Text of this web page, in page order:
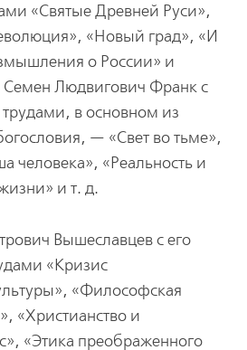
«Святые Древней Руси»,
«Новый град», «И
о России» и
Семен Людвигович Франк с
в основном из
— «Свет во тьме»,
человека», «Реальность и
и т. д.
Вышеславцев с его
«Кризис
«Философская
«Христианство и
«Этика преображенного